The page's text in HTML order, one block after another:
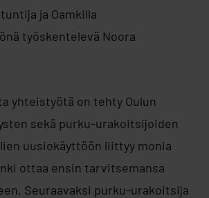
ja Oamkilla
työskentelevä Noora
yhteistyötä on tehty Oulun
sekä purku-urakoitsijoiden
uusiokäyttöön liittyy monia
ottaa ensin tarvitsemansa
Seuraavaksi purku-urakoitsija